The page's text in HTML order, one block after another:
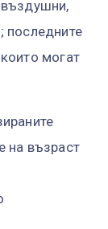
последните
могат
на възраст